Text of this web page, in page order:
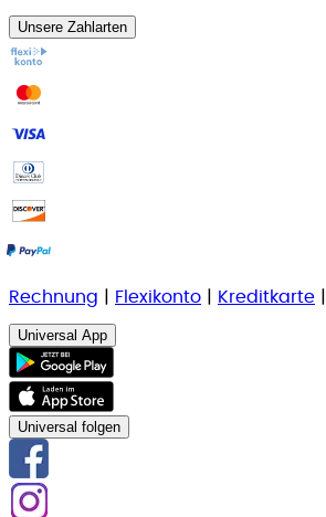
Unsere Zahlarten
Rechnung Flexikonto Kreditkarte
Universal App
Universal folgen